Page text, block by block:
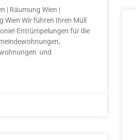
| Räumung Wien |
Wien Wir führen Ihren Müll
Entrümpelungen für die
und